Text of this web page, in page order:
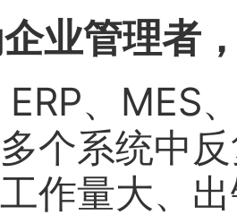
业管理者
ERP、MES
个系统中
作量大、